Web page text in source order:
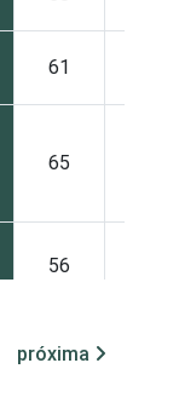
61
65
56
54
próxima